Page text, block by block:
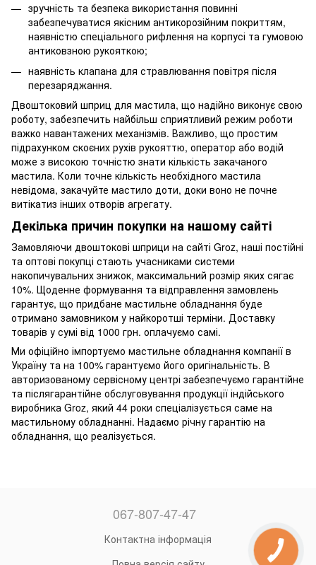
зручність та безпека використання повинні
забезпечуватися якісним антикорозійним покриттям,
наявністю спеціального рифлення на корпусі та гумовою
антиковзною рукояткою;
наявність клапана для стравлювання повітря після
перезаряджання.
Двоштоковий шприц для мастила, що надійно виконує свою
роботу, забезпечить найбільш сприятливий режим роботи
важко навантажених механізмів. Важливо, що простим
підрахунком скоєних рухів рукояттю, оператор або водій
може з високою точністю знати кількість закачаного
мастила. Коли точне кількість необхідного мастила
невідома, закачуйте мастило доти, доки воно не почне
витікатиз інших отворів агрегату.
Декілька причин покупки на нашому сайті
Замовляючи двоштокові шприци на сайті Groz, наші постійні
та оптові покупці стають учасниками системи
накопичувальних знижок, максимальний розмір яких сягає
10%. Щоденне формування та відправлення замовлень
гарантує, що придбане мастильне обладнання буде
отримано замовником у найкоротші терміни. Доставку
товарів у сумі від 1000 грн. оплачуємо самі.
Ми офіційно імпортуємо мастильне обладнання компанії в
Україну та на 100% гарантуємо його оригінальність. В
авторизованому сервісному центрі забезпечуємо гарантійне
та післягарантійне обслуговування продукції індійського
виробника Groz, який 44 роки спеціалізується саме на
мастильному обладнанні. Надаємо річну гарантію на
обладнання, що реалізується.
067-807-47-47
Контактна інформація